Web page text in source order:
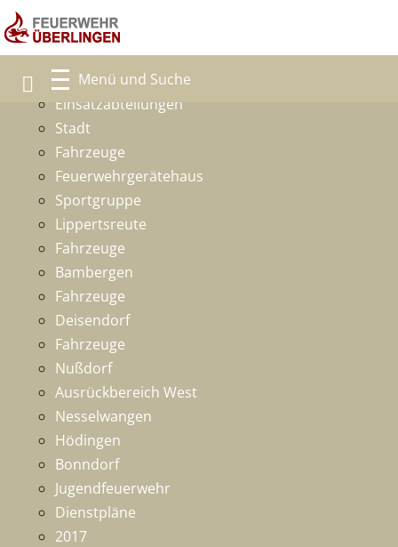
Freiwillige Feuerwehr
Ansprechpartner
Einsatzabteilungen
Stadt
Fahrzeuge
Feuerwehrgerätehaus
Sportgruppe
Lippertsreute
Fahrzeuge
Bambergen
Fahrzeuge
Deisendorf
Fahrzeuge
Nußdorf
Ausrückbereich West
Nesselwangen
Hödingen
Bonndorf
Jugendfeuerwehr
Dienstpläne
2017